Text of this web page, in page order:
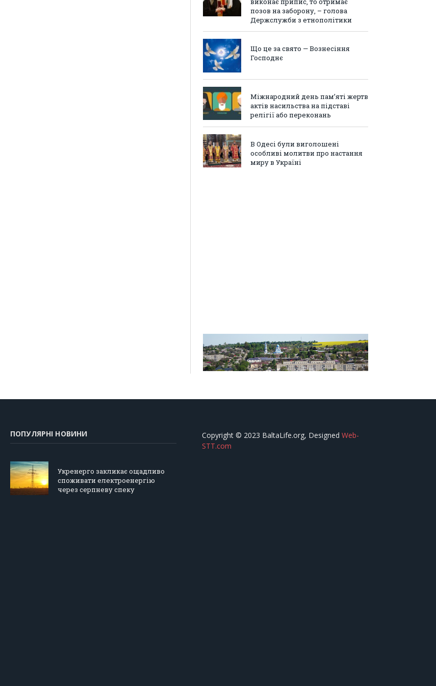
позов на заборону, – голова
Держслужби з етнополітики
Що це за свято — Вознесіння
Господнє
Міжнародний день пам’яті жертв
актів насильства на підставі
релігії або переконань
В Одесі були виголошені
особливі молитви про настання
миру в Україні
ПОПУЛЯРНІ НОВИНИ
Укренерго закликає ощадливо
споживати електроенергію
через серпневу спеку
Copyright © 2023 BaltaLife.org, Designed Web-
STT.com